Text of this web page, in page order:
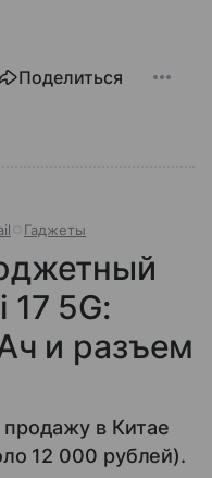
Поделиться
Гаджеты
5G:
и разъем
в Китае
12 000 рублей).